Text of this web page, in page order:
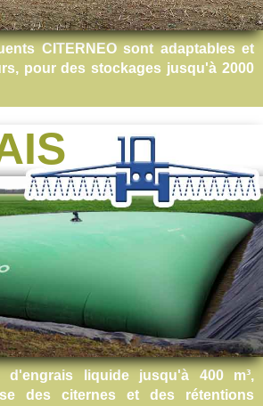
CITERNEO sont adaptables et
pour des stockages jusqu'à 2000
d'engrais liquide jusqu'à 400 m³,
des citernes et des rétentions